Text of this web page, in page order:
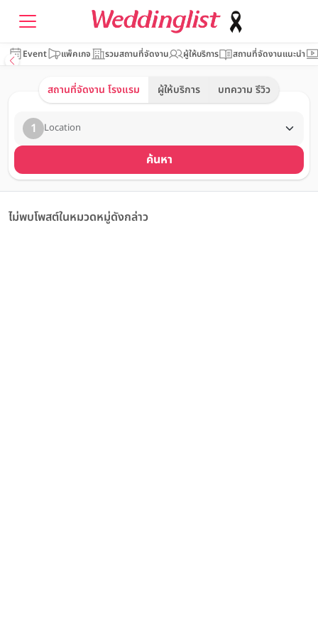
Event แพ็คเกจ รวมสถานที่จัดงาน ผู้ให้บริการ สถานที่จัดงานแนะนำ
สถานที่จัดงาน โรงแรม ผู้ให้บริการ บทความ รีวิว
1 Location
ค้นหา
ไม่พบโพสต์ในหมวดหมู่ดังกล่าว